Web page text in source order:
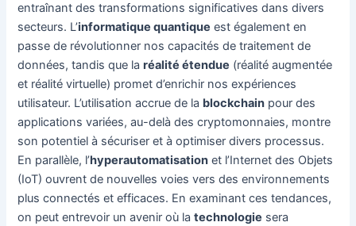
entraînant des transformations significatives dans divers
secteurs. L’informatique quantique est également en
passe de révolutionner nos capacités de traitement de
données, tandis que laréalité étendue (réalité augmentée
et réalité virtuelle) promet d’enrichir nos expériences
utilisateur. L’utilisation accrue de la blockchain pour des
applications variées, au-delà des cryptomonnaies, montre
son potentiel à sécuriser et à optimiser divers processus.
En parallèle, l’hyperautomatisation et l’Internet des Objets
(IoT) ouvrent de nouvelles voies vers des environnements
plus connectés et efficaces. En examinant ces tendances,
on peut entrevoir un avenir où latechnologie sera